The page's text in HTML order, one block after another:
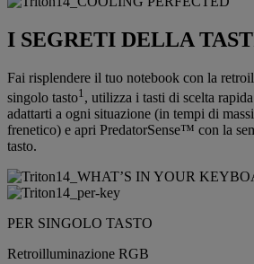
I SEGRETI DELLA
Fai risplendere il tuo notebook con la
singolo tasto1 , utilizza i tasti di scelta
adattarti a ogni situazione (in tempi di
frenetico) e apri PredatorSense™ con la
tasto.
PER SINGOLO TASTO
Retroilluminazione RGB